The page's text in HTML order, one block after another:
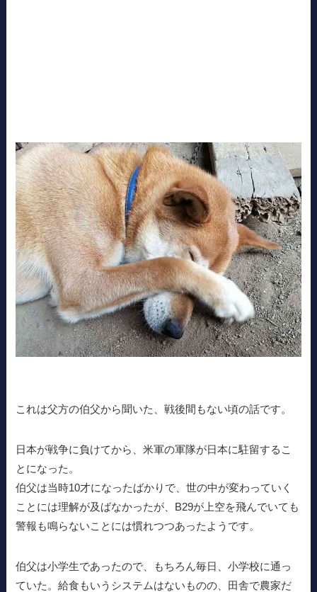
これは父方の伯父から聞いた、戦後間もない頃の話です。
日本が戦争に負けてから、米軍の軍隊が日本に駐留するこ
とになった。
伯父は当時10才になったばかりで、世の中が変わっていく
ことには理解が及ばなかったが、B29が上空を飛んでいても
警報も鳴らないことには慣れつつあったようです。
伯父は小学生であったので、もちろん毎日、小学校に通っ
ていた。給食もいうシステムはないものの、田舎で農家だ